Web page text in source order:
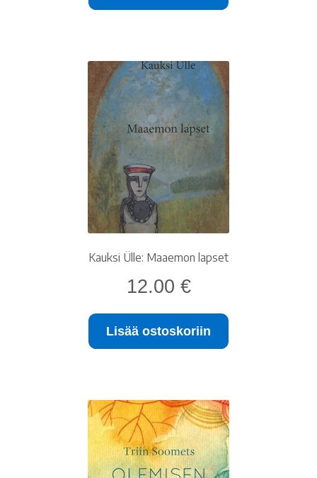
Kauksi Ülle: Maaemon lapset
12.00 €
Lisää ostoskoriin